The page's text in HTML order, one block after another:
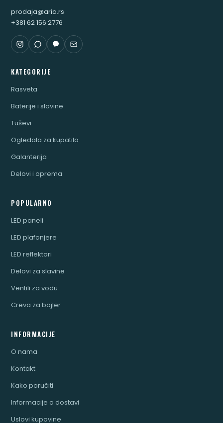
prodaja@aria.rs
+381 62 156 2776
KATEGORIJE
Rasveta
Baterije i slavine
Tuševi
Ogledala za kupatilo
Galanterija
Delovi i oprema
POPULARNO
LED paneli
LED plafonjere
LED reflektori
Delovi za slavine
Ventili za vodu
Creva za bojler
INFORMACIJE
O nama
Kontakt
Kako poručiti
Informacije o dostavi
Uslovi kupovine